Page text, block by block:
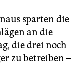
sparten die
an die
die drei noch
zu betreiben –